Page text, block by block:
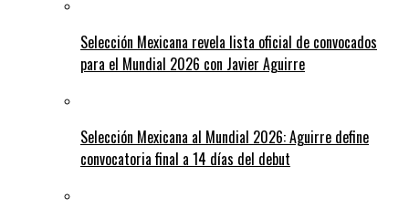
Selección Mexicana revela lista oficial de convocados
para el Mundial 2026 con Javier Aguirre
Selección Mexicana al Mundial 2026: Aguirre define
convocatoria final a 14 días del debut